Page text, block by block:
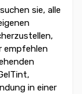
sie, alle
empfehlen
in einer